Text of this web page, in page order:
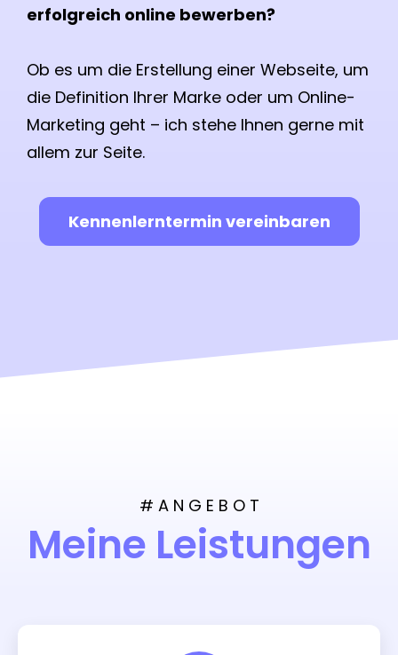
erfolgreich online bewerben?
Ob es um die Erstellung einer Webseite, um
die Definition Ihrer Marke oder um Online-
Marketing geht – ich stehe Ihnen gerne mit
allem zur Seite.
Kennenlerntermin vereinbaren
# A N G E B O T
Meine Leistungen